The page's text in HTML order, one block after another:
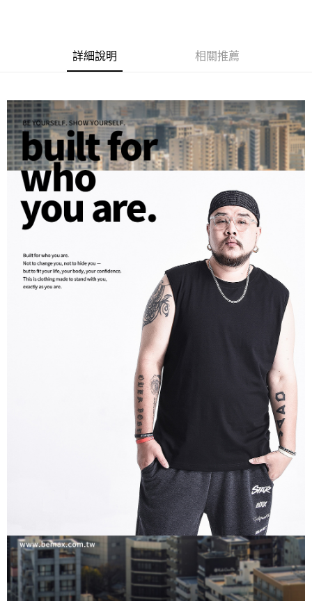
ATM／網路銀行／等多元方式進行付款，方視為交易完成。
※ 請注意：結帳手續完成當下不需立刻繳費，但若您需要取消訂單，請聯絡
購買商品的店家。未經商家同意取消之訂單仍視為有效，需透過AFTEE先享
※ 交易是否成功請以「AFTEE先享後付 」之結帳頁面顯示為準，若有關於
是否繳費成功／繳費後需取消欲退款等相關疑問，請聯繫「AFTEE先享後付
客戶支援中心」https://netprotections.freshdesk.com/support/home
【注意事項】
１．透過由恩沛科技股份有限公司提供之「AFTEE先享後付」服務完成之交
易，需依本服務之必要範圍內提供個人資料，並將交易相關給付款項請求債
權轉讓予恩沛科技股份有限公司。
２．關於個人資料處理事宜，請瀏覽以下網址：
https://aftee.tw/terms/#terms3
３．未成年的使用者請事先徵得法定代理人或監護人之同意方可使用
「AFTEE先享後付」，若未經同意申辦者引起之損失，本公司不負相關責
４．使用「AFTEE先享後付」時，將依據個別帳號之用戶狀況，依本公司即
時審查核予不同之上限額度；若仍有額度不足之情形，本公司將視審查結果
請求用戶進行身份認證。
５．嚴禁一人註冊多個帳號或使用他人資訊註冊。若發現惡意使用之情形，
恩沛科技股份有限公司將有權停止該用戶之使用額度並採取法律行動。
每筆NT$80，滿NT$1,200(含以上)免運費
詳細說明 相關推薦